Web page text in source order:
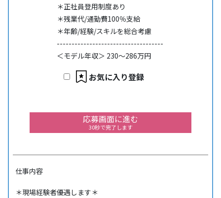
＊正社員登用制度あり
＊残業代/通勤費100％支給
＊年齢/経験/スキルを総合考慮
------------------------------------
＜モデル年収＞ 230～286万円
お気に入り登録
応募画面に進む
30秒で完了します
仕事内容
＊現場経験者優遇します＊